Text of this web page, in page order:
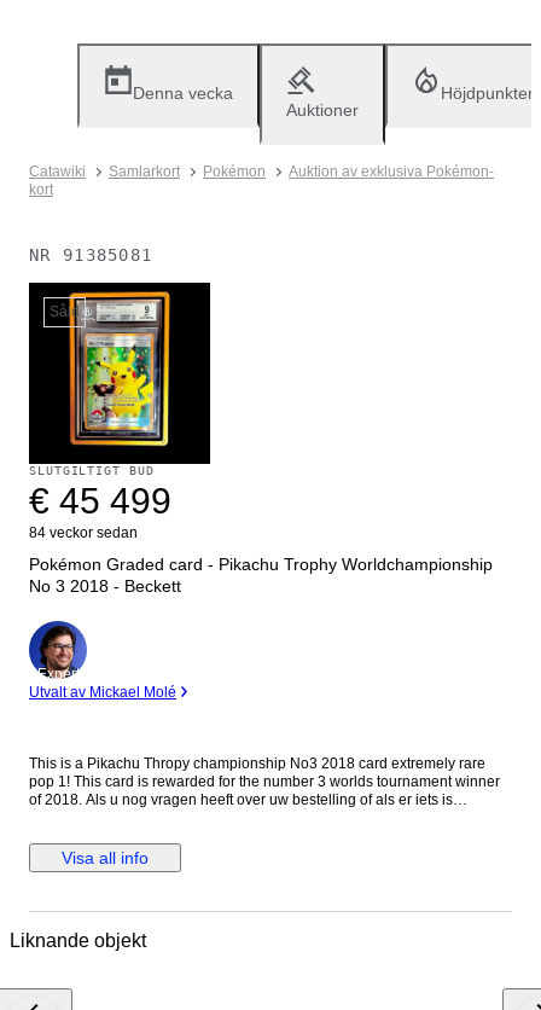
Denna vecka
Auktioner
Höjdpunkter
Catawiki Samlarkort Pokémon
Auktion av exklusiva Pokémon-
kort
NR 91385081
Såld
SLUTGILTIGT BUD
€ 45 499
84 veckor sedan
Pokémon Graded card - Pikachu Trophy Worldchampionship
No 3 2018 - Beckett
Expert
Utvalt av Mickael Molé
This is a Pikachu Thropy championship No3 2018 card extremely rare
pop 1! This card is rewarded for the number 3 worlds tournament winner
of 2018. Als u nog vragen heeft over uw bestelling of als er iets is
uw aankoop! Met vriendelijke groet,
Visa all info
Liknande objekt